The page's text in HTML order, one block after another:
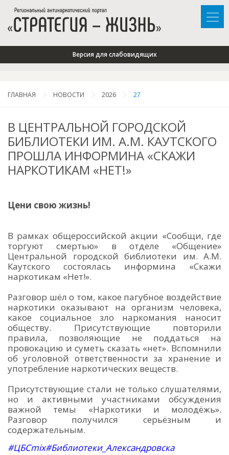
Версия для слабовидящих
ГЛАВНАЯ НОВОСТИ 2026 27
В ЦЕНТРАЛЬНОЙ ГОРОДСКОЙ
БИБЛИОТЕКИ ИМ. А.М. КАУТСКОГО
ПРОШЛА ИНФОРМИНА «СКАЖИ
НАРКОТИКАМ «НЕТ!»
Цени свою жизнь!
В рамках общероссийской акции «Сообщи, где
торгуют смертью» в отделе «Общение»
Центральной городской библиотеки им. А.М.
Каутского состоялась информина «Скажи
наркотикам «Нет!».
Разговор шёл о том, какое пагубное воздействие
наркотики оказывают на организм человека,
какое социальное зло наркомания наносит
обществу. Присутствующие повторили
правила, позволяющие не поддаться на
провокацию и суметь сказать «нет». Вспомнили
об уголовной ответственности за хранение и
употребление наркотических веществ.
Присутствующие стали не только слушателями,
но и активными участниками обсуждения
важной темы «Наркотики и молодёжь».
Разговор получился серьёзным и
содержательным.
#ЦБСmix#Библиотеки_Александровска